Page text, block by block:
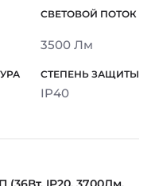
3500 Лм
IP40